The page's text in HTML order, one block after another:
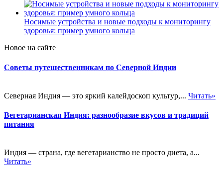
Носимые устройства и новые подходы к мониторингу
здоровья: пример умного кольца
Новое на сайте
Советы путешественникам по Северной Индии
Северная Индия — это яркий калейдоскоп культур,... Читать»
Вегетарианская Индия: разнообразие вкусов и традиций
питания
Индия — страна, где вегетарианство не просто диета, а...
Читать»